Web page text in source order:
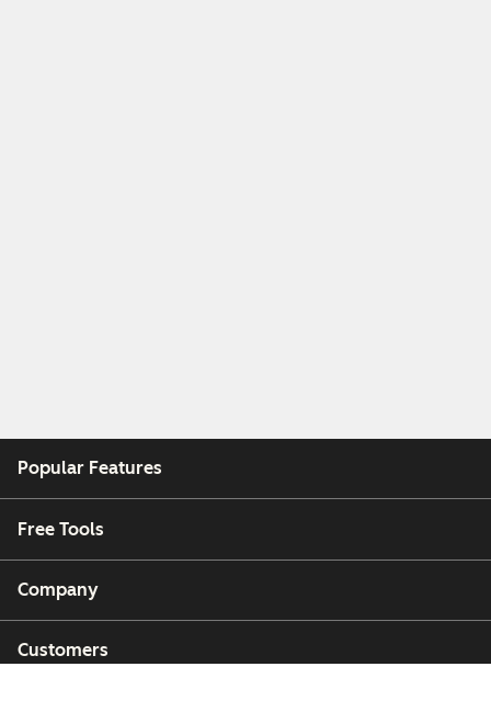
Popular Features
Free Tools
Company
Customers